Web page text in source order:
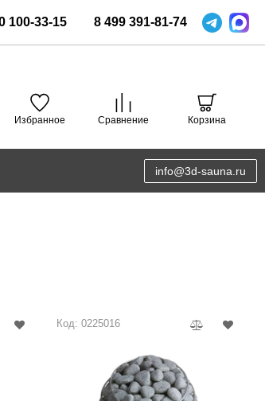
100-33-15 8 499 391-81-74
Избранное Сравнение Корзина
Руспанель
info@3d-sauna.ru
Код: 0225016